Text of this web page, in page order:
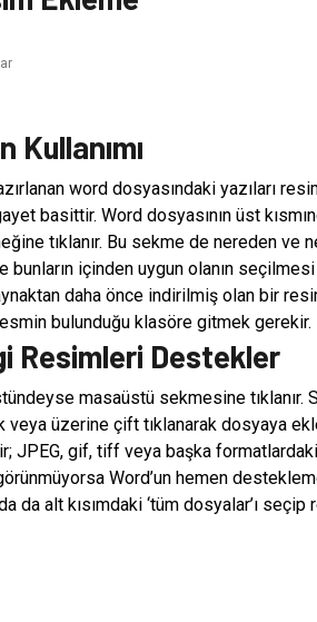
Kullanımı
word dosyasındaki yazıları
basittir. Word dosyasının üst
tıklanır. Bu sekme de nereden
içinden uygun olanın
daha önce indirilmiş olan bir
bulunduğu klasöre gitmek gerekir.
Resimleri Destekler
masaüstü sekmesine tıklanır.
veya üzerine çift tıklanarak dosyaya
JPEG, gif, tiff veya başka
Word’un hemen
da alt kısımdaki ‘tüm dosyalar’ı